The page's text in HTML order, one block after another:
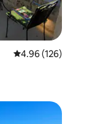
औसत रेटिंग 5 में से 4.96,
4.96 (126)